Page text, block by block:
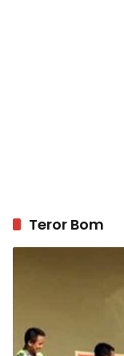
Teror Bom